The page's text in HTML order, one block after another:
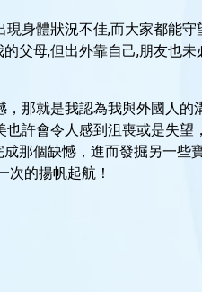
身體狀況不佳,而大家都能
父母,但出外靠自己,朋友也未
那就是我認為我與外國人的
許會令人感到沮喪或是失望
那個缺憾，進而發掘另一些
次的揚帆起航！